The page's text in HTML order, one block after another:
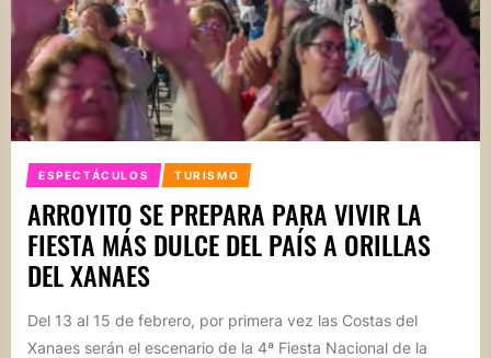
ESPECTÁCULOS TURISMO
ARROYITO SE PREPARA PARA VIVIR LA
FIESTA MÁS DULCE DEL PAÍS A ORILLAS
DEL XANAES
Del 13 al 15 de febrero, por primera vez las Costas del
Xanaes serán el escenario de la 4ª Fiesta Nacional de la